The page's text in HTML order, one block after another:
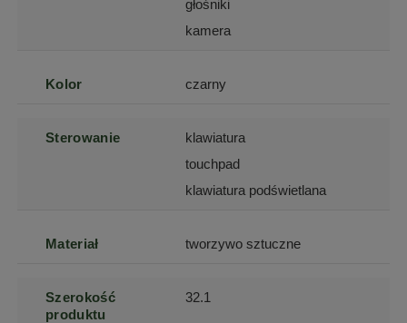
głośniki
kamera
Kolor czarny
Sterowanie
klawiatura
touchpad
klawiatura podświetlana
Materiał tworzywo sztuczne
Szerokość
produktu
32.1